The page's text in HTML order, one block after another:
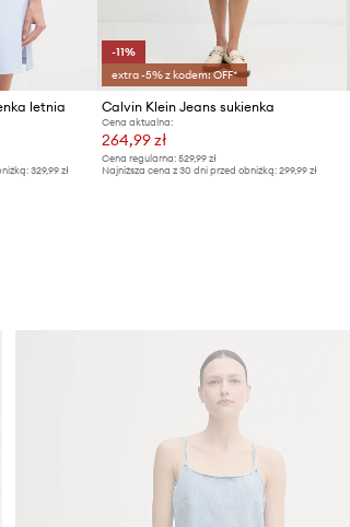
letnia
329,99 zł
-11%
extra -5% z kodem: OFF*
Calvin Klein Jeans sukienka
Cena aktualna:
264,99 zł
Cena regularna: 529,99 zł
Najniższa cena z 30 dni przed obniżką: 299,99 zł